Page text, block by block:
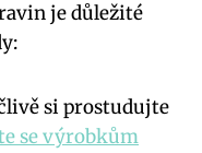
je důležité
si prostudujte
se výrobkům